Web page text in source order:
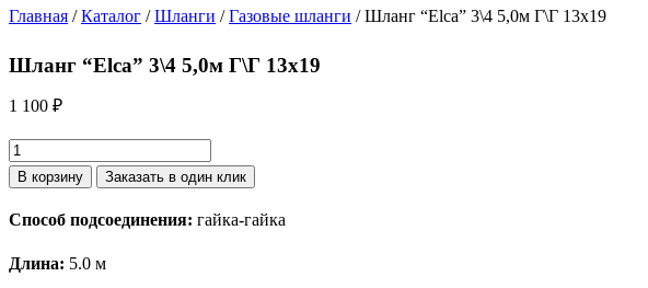
Главная /Каталог /Шланги /Газовые шланги / Шланг “Elca” 3\4 5,0м Г\Г 13х19
Шланг “Elca” 3\4 5,0м Г\Г 13х19
1 100 ₽
Количество
товара
"Elca"
3\4
В корзину Заказать в один клик
Способ подсоединения: гайка-гайка
Длина: 5.0 м